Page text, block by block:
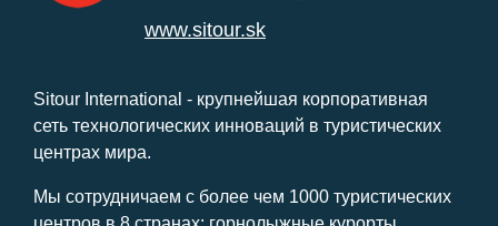
www.sitour.sk
Sitour International - крупнейшая корпоративная
сеть технологических инноваций в туристических
центрах мира.
Мы сотрудничаем с более чем 1000 туристических